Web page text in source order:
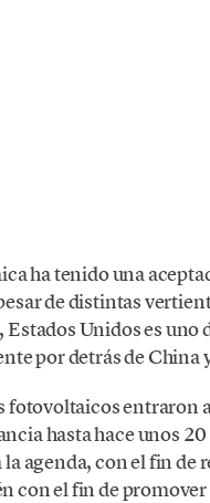
ha tenido una
de distintas
Unidos es
por detrás de China
fotovoltaicos entraron
hasta hace unos
agenda, con el fin de
con el fin de